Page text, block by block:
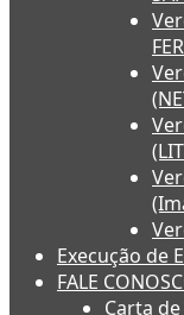
Execução de
FALE
Carta